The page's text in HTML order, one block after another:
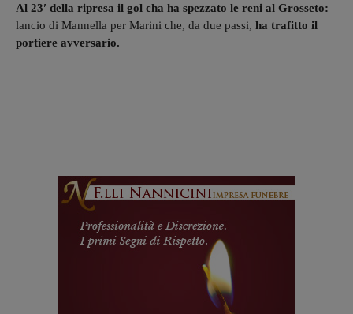
Al 23′ della ripresa il gol cha ha spezzato le reni al Grosseto:
lancio di Mannella per Marini che, da due passi, ha trafitto il
portiere avversario.